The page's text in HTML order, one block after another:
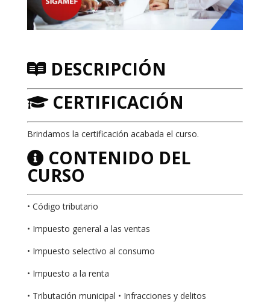
DESCRIPCIÓN
CERTIFICACIÓN
Brindamos la certificación acabada el curso.
CONTENIDO DEL
CURSO
• Código tributario
• Impuesto general a las ventas
• Impuesto selectivo al consumo
• Impuesto a la renta
• Tributación municipal • Infracciones y delitos